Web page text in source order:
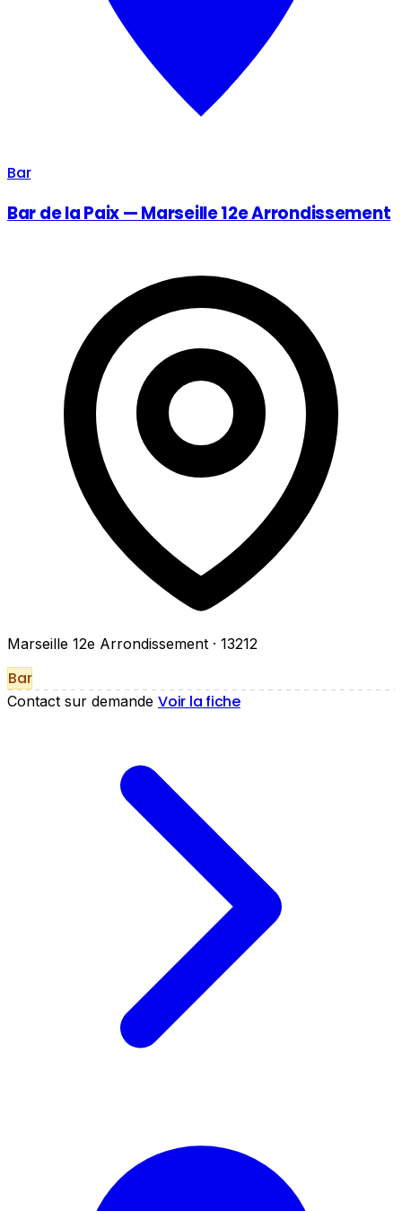
Bar
Bar de la Paix — Marseille 12e Arrondissement
Marseille 12e Arrondissement · 13212
Bar
Contact sur demande Voir la fiche